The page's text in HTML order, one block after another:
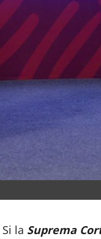
Si la Suprema